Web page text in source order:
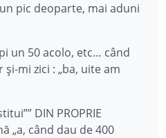
pic deoparte, mai aduni
un 50 acolo, etc… când
mi zici : „ba, uite am
DIN PROPRIE
„a, când dau de 400